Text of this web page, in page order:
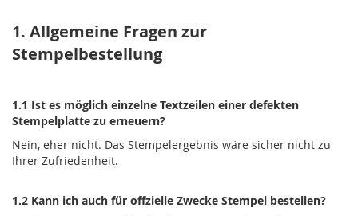
1. Allgemeine Fragen zur
Stempelbestellung
1.1 Ist es möglich einzelne Textzeilen einer defekten
Stempelplatte zu erneuern?
Nein, eher nicht. Das Stempelergebnis wäre sicher nicht zu
Ihrer Zufriedenheit.
1.2 Kann ich auch für offzielle Zwecke Stempel bestellen?